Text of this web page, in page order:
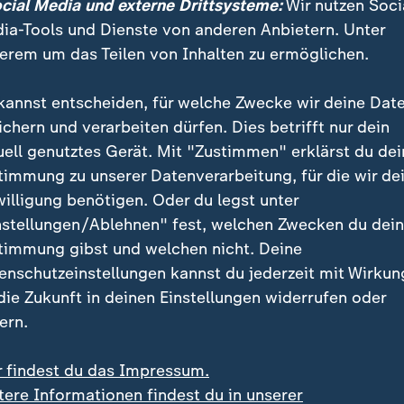
Neuzugang Lucas Vázquez kam die Partie in
Transfer Tillman hingegen bestritt sein erstes
mitten in ihrem XXL-Umbruch steckt. Der
mit seinem abgezockten Abschluss nach
kassiert in Überzahl den Ausgleich
vom Punkt nach einem Foul von Axel Tape
die Hoffnung zurück ins Weserstadion.
blieb unbestraft, weil Christian Kofane den Ball
der Nachspielzeit der ersten Hälfte ließ Werder auf
Chancen durch Grüll liegen.
Media und externe Drittsysteme:Wir nutzen
Tools und Dienste von anderen Anbietern. Unter
um das Teilen von Inhalten zu ermöglichen.
entscheiden, für welche Zwecke wir deine
und verarbeiten dürfen. Dies betrifft nur dein
genutztes Gerät. Mit "Zustimmen" erklärst du
zu unserer Datenverarbeitung, für die wir
benötigen. Oder du legst unter
Ablehnen" fest, welchen Zwecken du
gibst und welchen nicht. Deine
kannst du jederzeit mit
Zukunft in deinen Einstellungen widerrufen oder
findest du das Impressum.
Informationen findest du in unserer